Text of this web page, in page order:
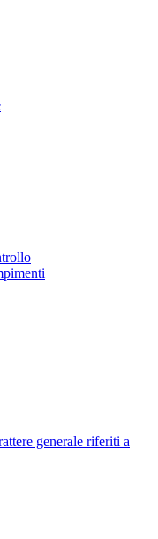
generale riferiti a